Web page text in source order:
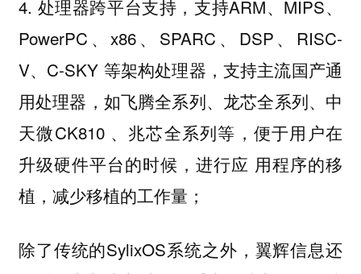
4. 处理器跨平台支持，支持ARM、MIPS、
PowerPC、x86、SPARC、DSP、RISC-
V、C-SKY 等架构处理器，支持主流国产通
用处理器，如飞腾全系列、龙芯全系列、中
天微CK810 、兆芯全系列等，便于用户在
升级硬件平台的时候，进行应 用程序的移
植，减少移植的工作量；
除了传统的SylixOS系统之外，翼辉信息还